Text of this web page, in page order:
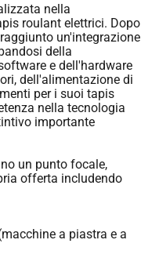
nella
roulant elettrici. Dopo
un'integrazione
della
e dell'hardware
dell'alimentazione di
per i suoi tapis
nella tecnologia
importante
un punto focale,
offerta includendo
a piastra e a